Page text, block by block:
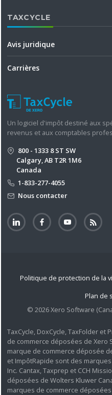
TAXCYCLE
Avis juridique
Carrières
Un logiciel d'impôt destiné aux
revenus et aux comptables
800 - 1333 8 ST SW
Calgary, AB T2R 1M6
Canada
1-833-277-4055
Nous contacter
Politique de protection de la
Plan de
© 2026 Xero Software
TaxCycle, DoxCycle, TaxFolder
de commerce déposées de Xero
marque de commerce déposée
et ImpôtRapide sont des
Inc. Cantax, Taxprep et CCH
déposées de Wolters Kluwer
marques de commerce